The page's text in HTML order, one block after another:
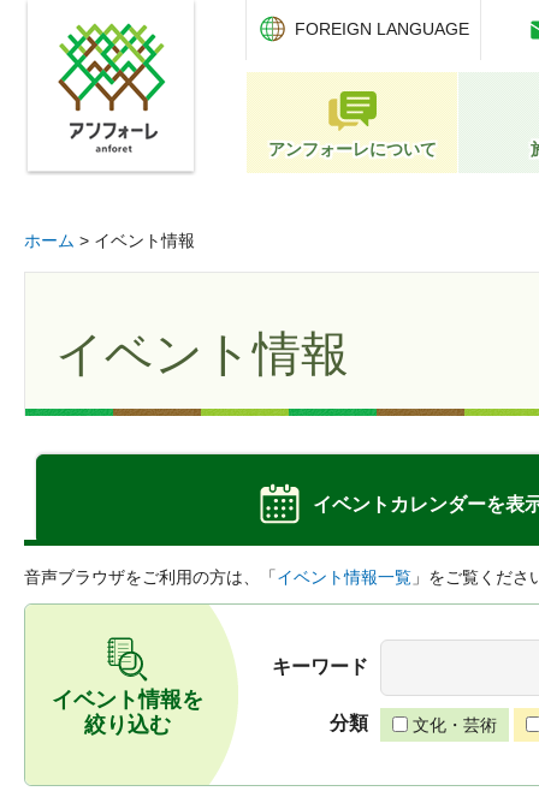
アンフォーレ
FOREIGN LANGUAGE
アンフォーレについて
ホーム > イベント情報
イベント情報
イベントカレンダーを表
音声ブラウザをご利用の方は、「イベント情報一覧 」をご覧くださ
イベント情報を
絞り込む
キーワード
分類 文化・芸術